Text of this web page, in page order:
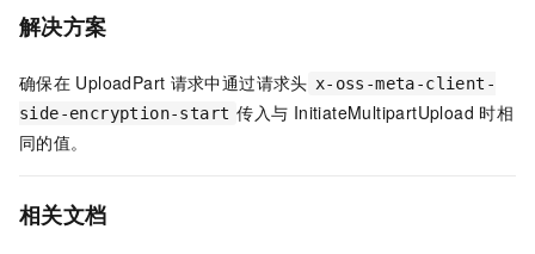
解决方案
确保在 UploadPart 请求中通过请求头 x-oss-meta-client-
side-encryption-start 传入与 InitiateMultipartUpload 时相
同的值。
相关文档